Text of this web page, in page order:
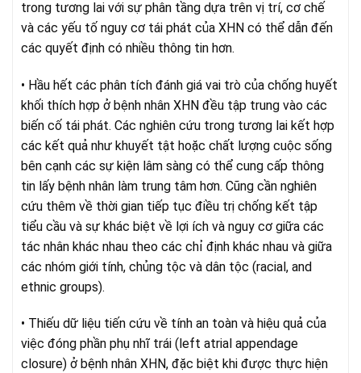
trong tương lai với sự phân tầng dựa trên vị trí, cơ chế
và các yếu tố nguy cơ tái phát của XHN có thể dẫn đến
các quyết định có nhiều thông tin hơn.
• Hầu hết các phân tích đánh giá vai trò của chống huyết
khối thích hợp ở bệnh nhân XHN đều tập trung vào các
biến cố tái phát. Các nghiên cứu trong tương lai kết hợp
các kết quả như khuyết tật hoặc chất lượng cuộc sống
bên cạnh các sự kiện lâm sàng có thể cung cấp thông
tin lấy bệnh nhân làm trung tâm hơn. Cũng cần nghiên
cứu thêm về thời gian tiếp tục điều trị chống kết tập
tiểu cầu và sự khác biệt về lợi ích và nguy cơ giữa các
tác nhân khác nhau theo các chỉ định khác nhau và giữa
các nhóm giới tính, chủng tộc và dân tộc (racial, and
ethnic groups).
• Thiếu dữ liệu tiến cứu về tính an toàn và hiệu quả của
việc đóng phần phụ nhĩ trái (left atrial appendage
closure) ở bệnh nhân XHN, đặc biệt khi được thực hiện